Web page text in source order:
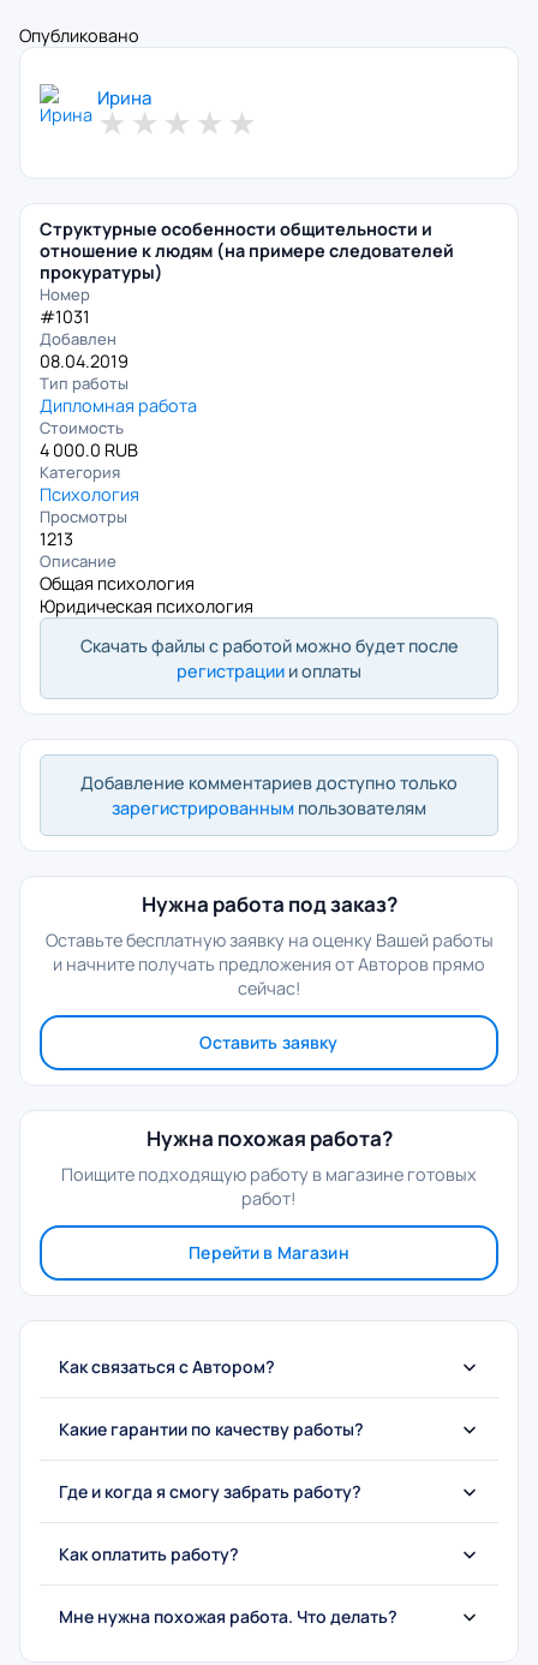
Опубликовано
Ирина
★ ★ ★ ★ ★
Структурные особенности общительности и
отношение к людям (на примере следователей
прокуратуры)
Номер
#1031
Добавлен
08.04.2019
Тип работы
Дипломная работа
Стоимость
4 000.0 RUB
Категория
Психология
Просмотры
1213
Описание
Общая психология
Юридическая психология
Скачать файлы с работой можно будет после
регистрации и оплаты
Добавление комментариев доступно только
зарегистрированным пользователям
Нужна работа под заказ?
Оставьте бесплатную заявку на оценку Вашей работы
и начните получать предложения от Авторов прямо
сейчас!
Оставить заявку
Нужна похожая работа?
Поищите подходящую работу в магазине готовых
работ!
Перейти в Магазин
Как связаться с Автором?
Какие гарантии по качеству работы?
Где и когда я смогу забрать работу?
Как оплатить работу?
Мне нужна похожая работа. Что делать?